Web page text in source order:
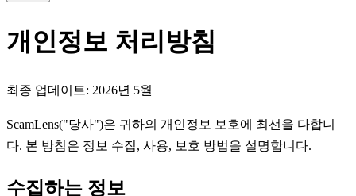
개인정보 처리방침
최종 업데이트: 2026년 5월
ScamLens("당사")은 귀하의 개인정보 보호에 최선을 다합니
다. 본 방침은 정보 수집, 사용, 보호 방법을 설명합니다.
수집하는 정보